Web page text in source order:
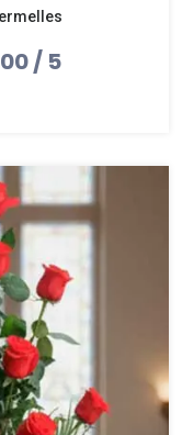
/ 5